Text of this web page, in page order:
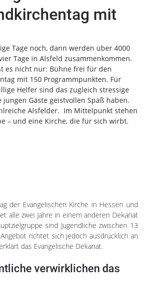
mit
Tage noch, dann werden über 4000
Tage in Alsfeld zusammenkommen.
es nicht nur: Bühne frei für den
mit 150 Programmpunkten. Für
Helfer sind das zugleich stressige
Gäste geistvollen Spaß haben.
Alsfelder. Im Mittelpunkt stehen
– und eine Kirche, die für sich wirbt.
der Evangelischen Kirche in Hessen und
alle zwei Jahre in einem anderen Dekanat
sind Jugendliche zwischen 13
richtet sich jedoch ausdrücklich an
das Evangelische Dekanat.
verwirklichen das